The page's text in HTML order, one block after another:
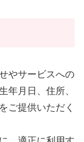
やサービスへの
年月日、住所、
ご提供いただく